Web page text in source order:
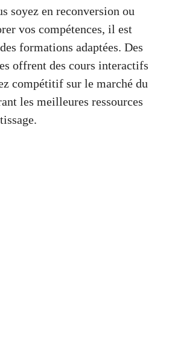
soyez en reconversion ou
vos compétences, il est
formations adaptées. Des
offrent des cours interactifs
compétitif sur le marché du
les meilleures ressources